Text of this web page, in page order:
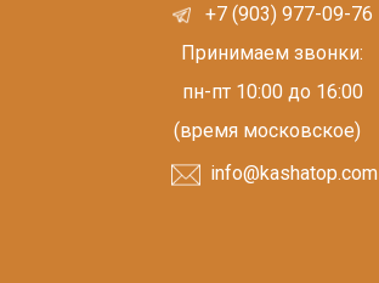
+7 (903) 977-09-76
Принимаем звонки:
пн-пт 10:00 до 16:00
(время московское)
info@kashatop.com